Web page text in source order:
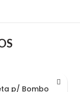
p/ Bombo de